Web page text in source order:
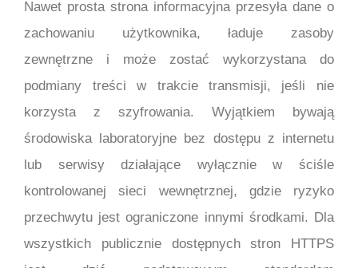
Nawet prosta strona informacyjna przesyła dane o
zachowaniu użytkownika, ładuje zasoby
zewnętrzne i może zostać wykorzystana do
podmiany treści w trakcie transmisji, jeśli nie
korzysta z szyfrowania. Wyjątkiem bywają
środowiska laboratoryjne bez dostępu z internetu
lub serwisy działające wyłącznie w ściśle
kontrolowanej sieci wewnętrznej, gdzie ryzyko
przechwytu jest ograniczone innymi środkami. Dla
wszystkich publicznie dostępnych stron HTTPS